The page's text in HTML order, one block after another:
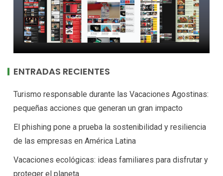
ENTRADAS RECIENTES
Turismo responsable durante las Vacaciones Agostinas:
pequeñas acciones que generan un gran impacto
El phishing pone a prueba la sostenibilidad y resiliencia
de las empresas en América Latina
Vacaciones ecológicas: ideas familiares para disfrutar y
proteger el planeta